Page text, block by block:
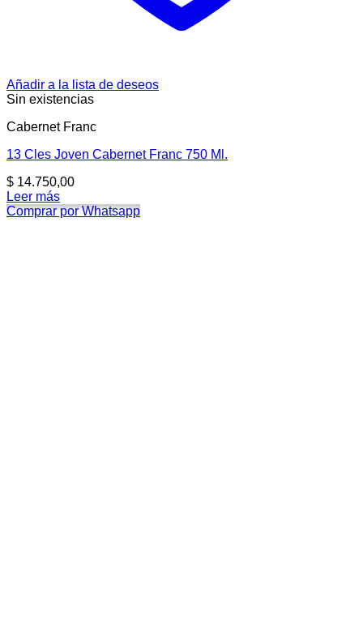
Añadir a la lista de deseos
Sin existencias
Cabernet Franc
13 Cles Joven Cabernet Franc 750 Ml.
$ 14.750,00
Leer más
Comprar por Whatsapp